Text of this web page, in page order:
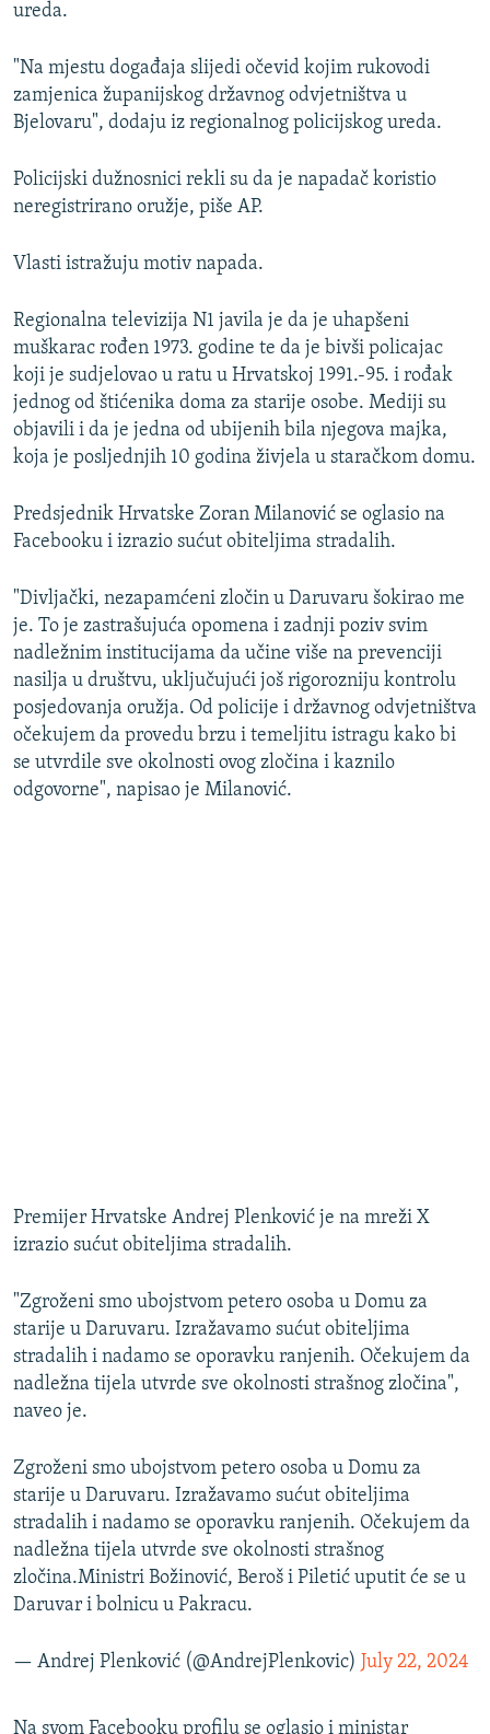
ureda.
"Na mjestu događaja slijedi očevid kojim rukovodi
zamjenica županijskog državnog odvjetništva u
Bjelovaru", dodaju iz regionalnog policijskog ureda.
Policijski dužnosnici rekli su da je napadač koristio
neregistrirano oružje, piše AP.
Vlasti istražuju motiv napada.
Regionalna televizija N1 javila je da je uhapšeni
muškarac rođen 1973. godine te da je bivši policajac
koji je sudjelovao u ratu u Hrvatskoj 1991.-95. i rođak
jednog od štićenika doma za starije osobe. Mediji su
objavili i da je jedna od ubijenih bila njegova majka,
koja je posljednjih 10 godina živjela u staračkom domu.
Predsjednik Hrvatske Zoran Milanović se oglasio na
Facebooku i izrazio sućut obiteljima stradalih.
"Divljački, nezapamćeni zločin u Daruvaru šokirao me
je. To je zastrašujuća opomena i zadnji poziv svim
nadležnim institucijama da učine više na prevenciji
nasilja u društvu, uključujući još rigorozniju kontrolu
posjedovanja oružja. Od policije i državnog odvjetništva
očekujem da provedu brzu i temeljitu istragu kako bi
se utvrdile sve okolnosti ovog zločina i kaznilo
odgovorne", napisao je Milanović.
Premijer Hrvatske Andrej Plenković je na mreži X
izrazio sućut obiteljima stradalih.
"Zgroženi smo ubojstvom petero osoba u Domu za
starije u Daruvaru. Izražavamo sućut obiteljima
stradalih i nadamo se oporavku ranjenih. Očekujem da
nadležna tijela utvrde sve okolnosti strašnog zločina",
naveo je.
Zgroženi smo ubojstvom petero osoba u Domu za
starije u Daruvaru. Izražavamo sućut obiteljima
stradalih i nadamo se oporavku ranjenih. Očekujem da
nadležna tijela utvrde sve okolnosti strašnog
zločina.Ministri Božinović, Beroš i Piletić uputit će se u
Daruvar i bolnicu u Pakracu.
— Andrej Plenković (@AndrejPlenkovic) July 22, 2024
Na svom Facebooku profilu se oglasio i ministar